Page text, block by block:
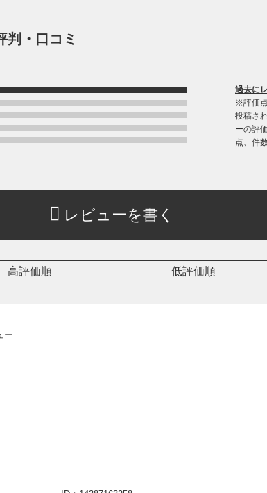
判・口コミ
過去に
※評価
投稿さ
ーの評
点、件
レビューを書く
高評価順 低評価順
ー